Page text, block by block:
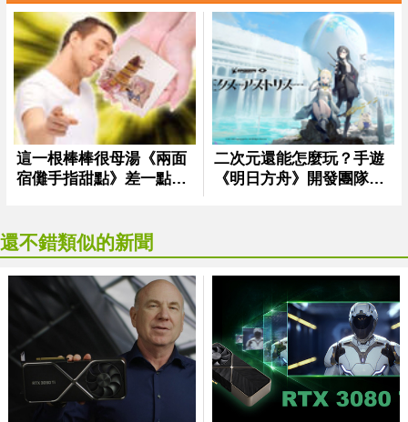
還不錯類似的新聞